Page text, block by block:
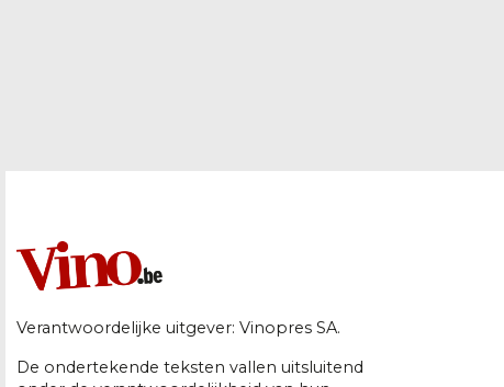
Verantwoordelijke uitgever: Vinopres SA.
De ondertekende teksten vallen uitsluitend